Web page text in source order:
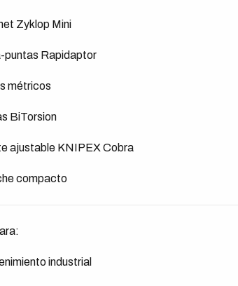
Zyklop Mini
puntas Rapidaptor
métricos
BiTorsion
ajustable KNIPEX Cobra
compacto
industrial